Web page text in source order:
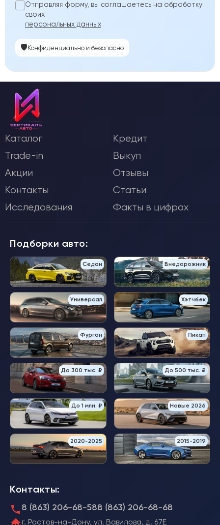
Отправляя форму, вы соглашаетесь на обработку
своих
персональных данных
🛡️Конфиденциально и безопасно
Каталог
Кредит
Trade-in
Выкуп
Акции
Отзывы
Контакты
Статьи
Исследования
Факты в цифрах
Подборки авто:
Седан Внедорожник
Универсал Хэтчбек
Фургон Пикап
До 300 тыс. ₽ До 500 тыс. ₽
До 1 млн. ₽ Новые 2026
2020-2025 2015-2019
Контакты:
8 (863) 206-68-588 (863) 206-68-68
г. Ростов-на-Дону, ул. Вавилова, д. 67Е